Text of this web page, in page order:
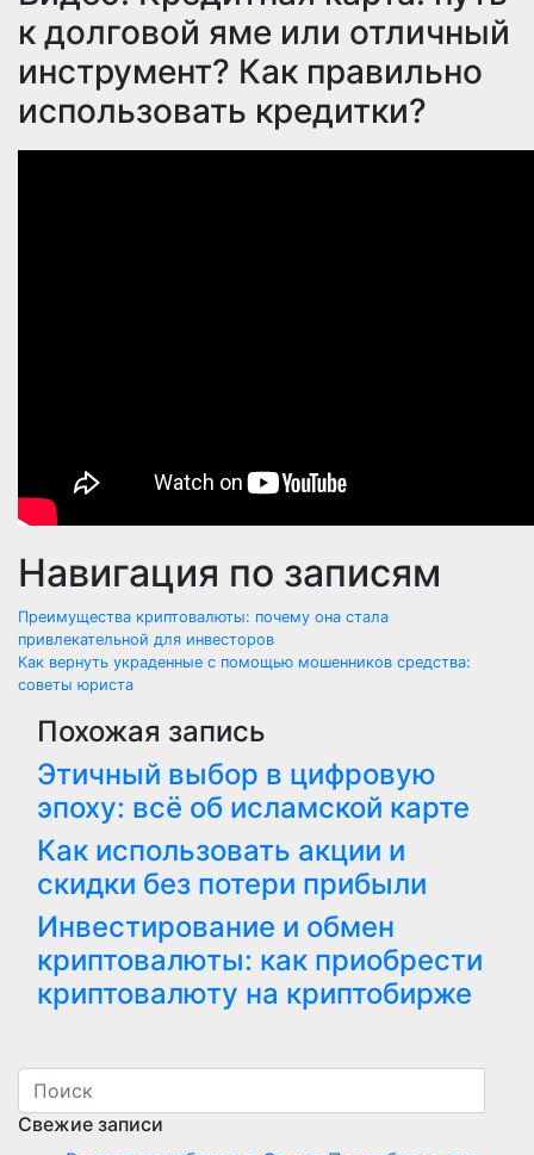
к долговой яме или отличный
инструмент? Как правильно
использовать кредитки?
Навигация по записям
Преимущества криптовалюты: почему она стала
привлекательной для инвесторов
Как вернуть украденные с помощью мошенников средства:
советы юриста
Похожая запись
Этичный выбор в цифровую
эпоху: всё об исламской карте
Как использовать акции и
скидки без потери прибыли
Инвестирование и обмен
криптовалюты: как приобрести
криптовалюту на криптобирже
Свежие записи